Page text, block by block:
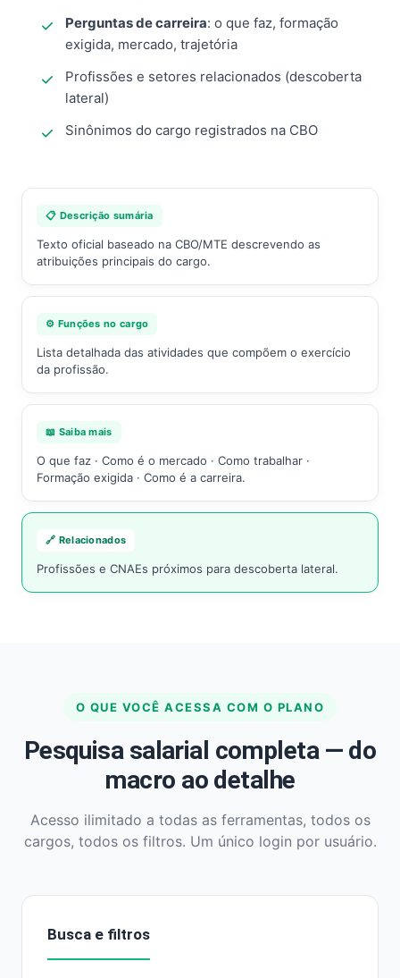
Perguntas de carreira: o que faz, formação
exigida, mercado, trajetória
Profissões e setores relacionados (descoberta
lateral)
Sinônimos do cargo registrados na CBO
📋 Descrição sumária
Texto oficial baseado na CBO/MTE descrevendo as
atribuições principais do cargo.
⚙️ Funções no cargo
Lista detalhada das atividades que compõem o exercício
da profissão.
📖 Saiba mais
O que faz · Como é o mercado · Como trabalhar ·
Formação exigida · Como é a carreira.
🔗 Relacionados
Profissões e CNAEs próximos para descoberta lateral.
O QUE VOCÊ ACESSA COM O PLANO
Pesquisa salarial completa — do
macro ao detalhe
Acesso ilimitado a todas as ferramentas, todos os
cargos, todos os filtros. Um único login por usuário.
Busca e filtros